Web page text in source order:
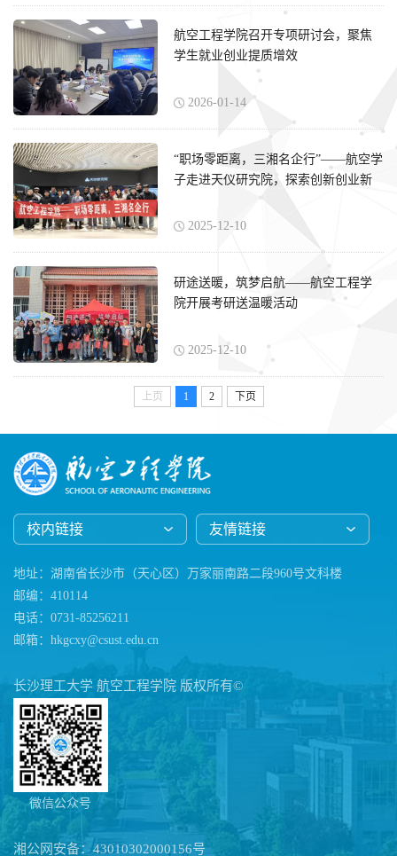
航空工程学院召开专项研讨会，聚焦
学生就业创业提质增效
2026-01-14
“职场零距离，三湘名企行”——航空学
子走进天仪研究院，探索创新创业新
2025-12-10
研途送暖，筑梦启航——航空工程学
院开展考研送温暖活动
2025-12-10
上页 1 2 下页
校内链接 友情链接
地址：湖南省长沙市（天心区）万家丽南路二段960号文科楼
邮编：410114
电话：0731-85256211
邮箱：hkgcxy@csust.edu.cn
长沙理工大学 航空工程学院 版权所有©
微信公众号
湘公网安备：43010302000156号